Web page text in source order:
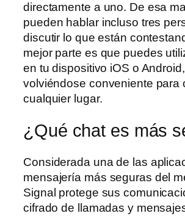
directamente a uno. De esa
pueden hablar incluso tres
discutir lo que están
mejor parte es que puedes
en tu dispositivo iOS o Android,
volviéndose conveniente para
cualquier lugar.
¿Qué chat es más
Considerada una de las
mensajería más seguras del
Signal protege sus
cifrado de llamadas y